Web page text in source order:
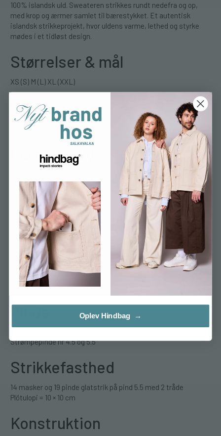
100% islandsk uld. Sweateren strikkes rundt nedefra og op,
med krop og ærmer samlet til bærestykket. Et autentisk
islandsk strikkeprojekt, hvor uldens varme, lethed og styrke
mødes i et tidløst design.
Størrelser & mål
XS (S) M (L) XL (XXL)
Længde til ærmegab: 40 (42) 44 (46) 47 (47) cm
Ærmelængde dame: 45 (46) 47 (48) 49 (50) cm
Ærmelængde herre: 49 (50) 51 (52) 53 (54) cm
Garnforbrug
Islandsk sweater strikket i Plötulopi – 100% islandsk uld (100 g
= ca. 300 m)
A Plötulopi 1032 mørkebrun: 1 (1) 1 (1) 1 (1) plade
B Plötulopi 1038 elfenben: 1 (1) 1 (1) 1 (1) plade
C Plötulopi 0005 koksgrå: 1 (1) 1 (1) 1 (1) plade
D Plötulopi 1030 gråbrun: 3 (3) 3 (4) 4 (4) plader
Se farver
Se alle farver her i Plötulopi / pladegarn (åbner i en ny fane som
kan lukkes igen)
Pinde
Strømpepinde nr 4.5 og 5.5
Strikkefasthed
14 masker og 19 pinde glatstrik på pind 5.5 med 2 tråde
Plötulopi = 10 × 10 cm
Konstruktion
Oplev Hindbag →